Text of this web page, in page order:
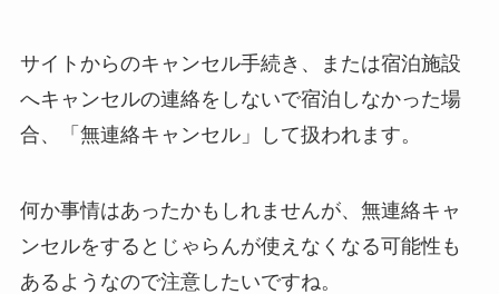
サイトからのキャンセル手続き、または宿泊施設
へキャンセルの連絡をしないで宿泊しなかった場
合、「無連絡キャンセル」して扱われます。
何か事情はあったかもしれませんが、無連絡キャ
ンセルをするとじゃらんが使えなくなる可能性も
あるようなので注意したいですね。